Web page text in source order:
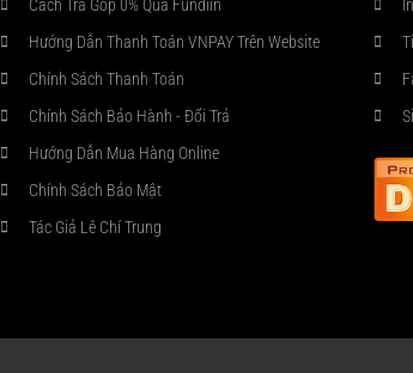
Cách Trả Góp 0% Qua Fundiin
Hướng Dẫn Thanh Toán VNPAY Trên Website
Chính Sách Thanh Toán
Chính Sách Bảo Hành - Đổi Trả
Hướng Dẫn Mua Hàng Online
Chính Sách Bảo Mật
Tác Giả Lê Chí Trung